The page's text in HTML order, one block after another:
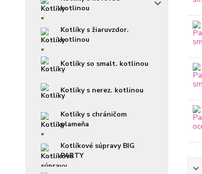
kotlinou
Kotlíky s žiaruvzdor.
kotlinou
Kotlíky so smalt. kotlinou
Kotlíky s nerez. kotlinou
Kotlíky s chráničom
plameňa
Kotlíkové súpravy BIG
PARTY